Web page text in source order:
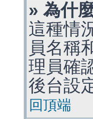
» 為什
這種情
員名稱
理員確
後台設
回頂端